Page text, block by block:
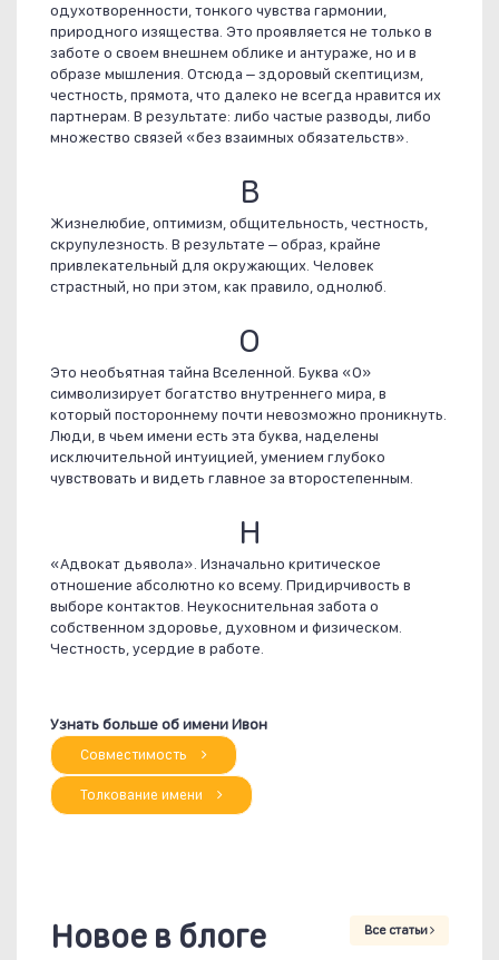
одухотворенности, тонкого чувства гармонии,
природного изящества. Это проявляется не только в
заботе о своем внешнем облике и антураже, но и в
образе мышления. Отсюда – здоровый скептицизм,
честность, прямота, что далеко не всегда нравится их
партнерам. В результате: либо частые разводы, либо
множество связей «без взаимных обязательств».
В
Жизнелюбие, оптимизм, общительность, честность,
скрупулезность. В результате – образ, крайне
привлекательный для окружающих. Человек
страстный, но при этом, как правило, однолюб.
О
Это необъятная тайна Вселенной. Буква «О»
символизирует богатство внутреннего мира, в
который постороннему почти невозможно проникнуть.
Люди, в чьем имени есть эта буква, наделены
исключительной интуицией, умением глубоко
чувствовать и видеть главное за второстепенным.
Н
«Адвокат дьявола». Изначально критическое
отношение абсолютно ко всему. Придирчивость в
выборе контактов. Неукоснительная забота о
собственном здоровье, духовном и физическом.
Честность, усердие в работе.
Узнать больше об имени Ивон
Совместимость
Толкование имени
Новое в блоге Все статьи